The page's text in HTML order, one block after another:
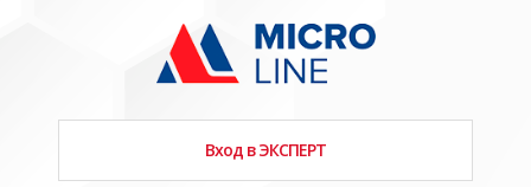
Вход в ЭКСПЕРТ